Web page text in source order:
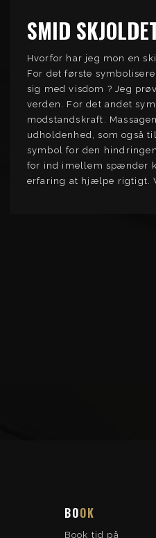
SMID
Hvorfor har jeg mon en
For det første
sig med visdom ? Jeg
verden. For det andet
modstandskraft.
udholdenhed, som også
symbol for den
for ind imellem spænder
erfaring at hjælpe rigtigt.
BOOK
Book tid på